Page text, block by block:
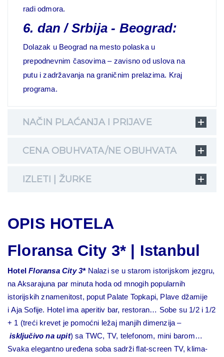
radi odmora.
6. dan / Srbija - Beograd:
Dolazak u Beograd na mesto polaska u
prepodnevnim časovima – zavisno od uslova na
putu i zadržavanja na graničnim prelazima. Kraj
programa.
NAČIN PLAĆANJA I PRIJAVE
CENA OBUHVATA/NE OBUHVATA
IZLETI | ŽURKE
OPIS HOTELA
Floransa City 3* | Istanbul
HotelFloransa City 3*Nalazi se u starom istorijskom jezgru,
na Aksarajuna par minuta hoda od mnogih popularnih
istorijskih znamenitost, poput Palate Topkapi, Plave džamije
i Aja Sofije. Hotel ima aperitiv bar, restoran… Sobe su 1/2 i 1/2
+ 1 (treći krevet je pomoćni ležaj manjih dimenzija –
isključivo na upit) sa TWC, TV, telefonom, mini barom…
Svaka elegantno uređena soba sadrži flat-screen TV, klima-